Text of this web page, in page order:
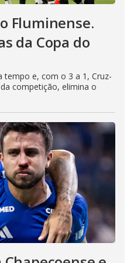
Fluminense.
da Copa do
tempo e, com o 3 a 1, Cruz-
competição, elimina o